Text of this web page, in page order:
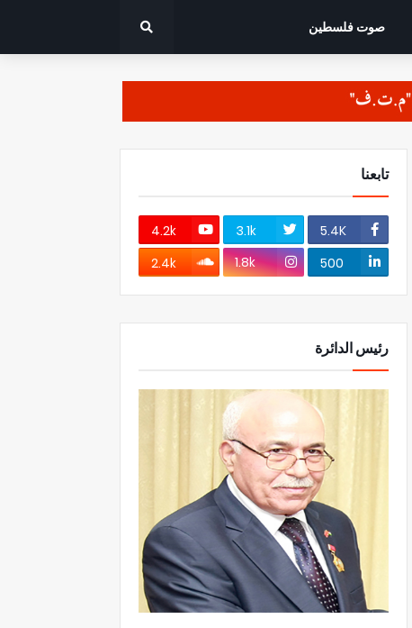
صوت فلسطين
تابعنا
5.4K
3.1k
4.2k
500
1.8k
2.4k
رئيس الدائرة